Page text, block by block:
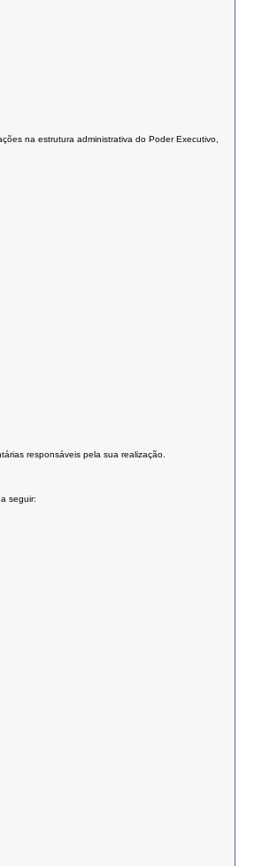
na estrutura administrativa do Poder Executivo,
responsáveis pela sua realização.
seguir: